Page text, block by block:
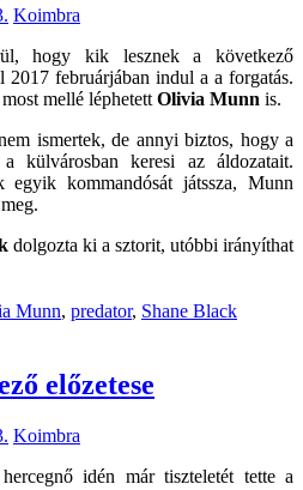
Koimbra
hogy kik lesznek a következő
februárjában indul a a forgatás.
mellé léphetett Olivia Munn is.
ismertek, de annyi biztos, hogy a
külvárosban keresi az áldozatait.
kommandósát játssza, Munn
dolgozta ki a sztorit, utóbbi irányíthat
Munn, predator, Shane Black
előzetese
Koimbra
idén már tiszteletét tette a